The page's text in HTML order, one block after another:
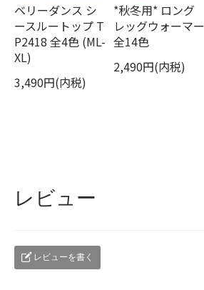
ベリーダンス シ
ースルートップ T
P2418 全4色 (ML-
XL)
3,490円(内税)
*秋冬用* ロング
レッグウォーマー
全14色
2,490円(内税)
レビュー
レビューを書く